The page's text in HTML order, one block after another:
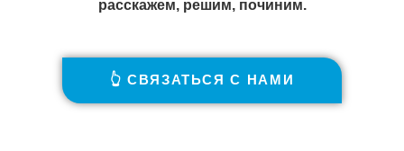
расскажем, решим, починим.
👆 СВЯЗАТЬСЯ С НАМИ